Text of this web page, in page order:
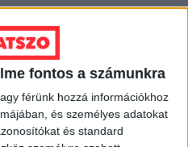
fontos a számunkra
férünk hozzá információkhoz
és személyes adatokat
és standard
írások a szerzőik
Átlátszó nem gyakorol
felett.